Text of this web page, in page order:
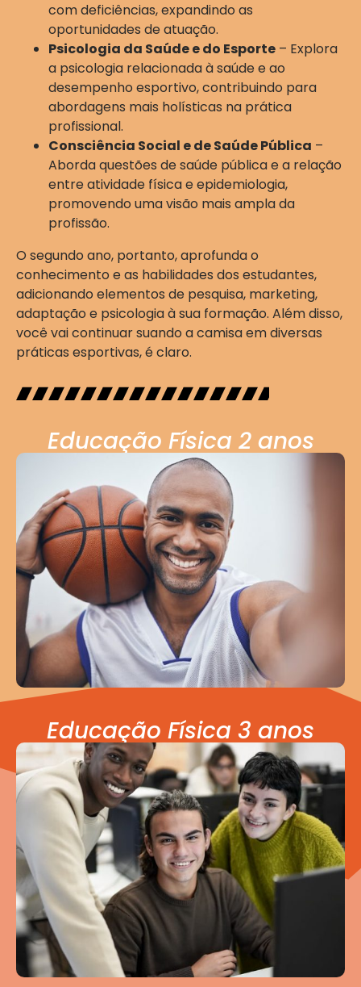
Educação Física 2 anos
com deficiências, expandindo as
oportunidades de atuação.
Psicologia da Saúde e do Esporte – Explora
a psicologia relacionada à saúde e ao
desempenho esportivo, contribuindo para
abordagens mais holísticas na prática
profissional.
Consciência Social e de Saúde Pública –
Aborda questões de saúde pública e a relação
entre atividade física e epidemiologia,
promovendo uma visão mais ampla da
profissão.
O segundo ano, portanto, aprofunda o
conhecimento e as habilidades dos estudantes,
adicionando elementos de pesquisa, marketing,
adaptação e psicologia à sua formação. Além disso,
você vai continuar suando a camisa em diversas
práticas esportivas, é claro.
Educação Física 3 anos